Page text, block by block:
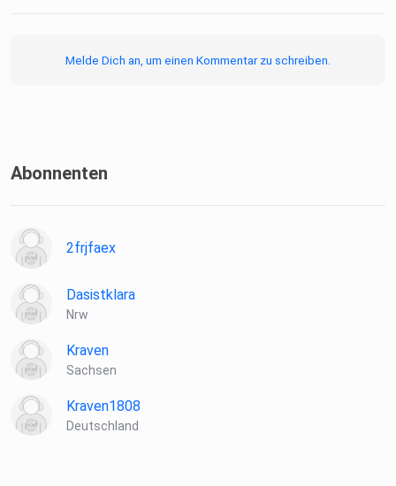
Melde Dich an, um einen Kommentar zu schreiben.
Abonnenten
2frjfaex
Dasistklara
Nrw
Kraven
Sachsen
Kraven1808
Deutschland